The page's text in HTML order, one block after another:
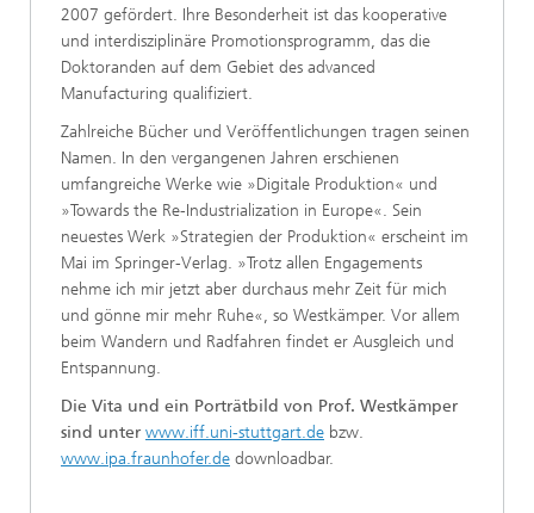
2007 gefördert. Ihre Besonderheit ist das kooperative
und interdisziplinäre Promotionsprogramm, das die
Doktoranden auf dem Gebiet des advanced
Manufacturing qualifiziert.
Zahlreiche Bücher und Veröffentlichungen tragen seinen
Namen. In den vergangenen Jahren erschienen
umfangreiche Werke wie »Digitale Produktion« und
»Towards the Re-Industrialization in Europe«. Sein
neuestes Werk »Strategien der Produktion« erscheint im
Mai im Springer-Verlag. »Trotz allen Engagements
nehme ich mir jetzt aber durchaus mehr Zeit für mich
und gönne mir mehr Ruhe«, so Westkämper. Vor allem
beim Wandern und Radfahren findet er Ausgleich und
Entspannung.
Die Vita und ein Porträtbild von Prof. Westkämper
sind unter www.iff.uni-stuttgart.de bzw.
www.ipa.fraunhofer.de downloadbar.